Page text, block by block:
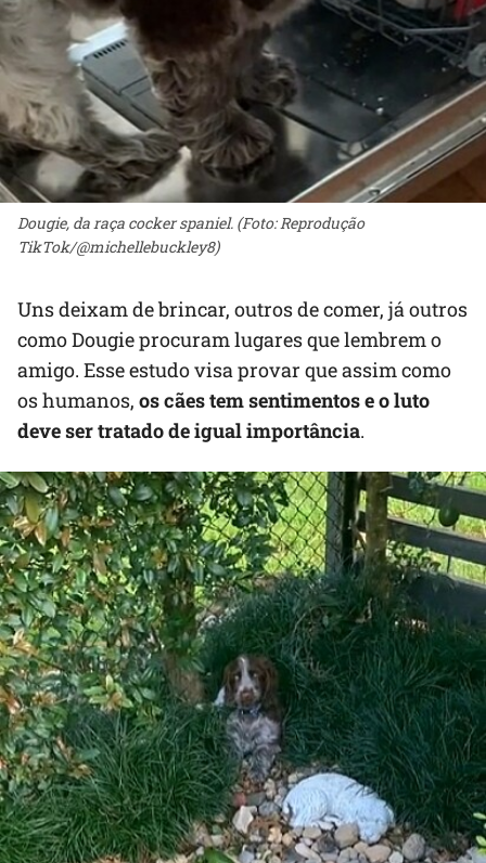
Dougie, da raça cocker spaniel. (Foto: Reprodução
TikTok/@michellebuckley8)
Uns deixam de brincar, outros de comer, já outros
como Dougie procuram lugares que lembrem o
amigo. Esse estudo visa provar que assim como
os humanos, os cães tem sentimentos e o luto
deve ser tratado de igual importância.